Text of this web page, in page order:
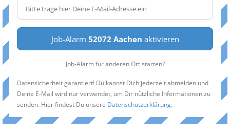
Job-Alarm 52072 Aachen aktivieren
Job-Alarm für anderen Ort starten?
Datensicherheit garantiert! Du kannst Dich jederzeit abmelden und
Deine E-Mail wird nur verwendet, um Dir nützliche Informationen zu
senden. Hier findest Du unsere Datenschutzerklärung.